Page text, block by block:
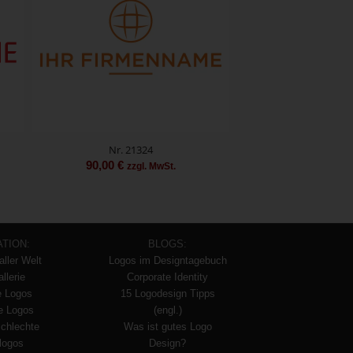
Nr. 21324
90,00€ zzgl. MwSt.
Welt
Logos
Logos
BLOGS:
Logos im Designtagebuch
Corporate Identity
15 Logodesign Tipps
(engl.)
Was ist gutes Logo
Design?